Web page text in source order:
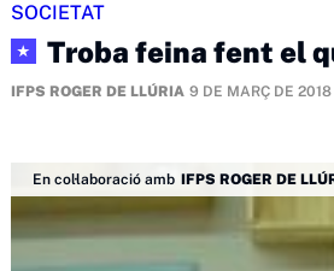
SOCIETAT
★ Troba feina fent el
IFPS ROGER DE LLÚRIA 9 DE MARÇ DE 2018
En col·laboració amb IFPS ROGER DE